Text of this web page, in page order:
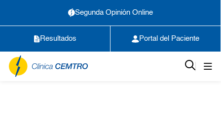
Segunda Opinión Online
Resultados Portal del Paciente